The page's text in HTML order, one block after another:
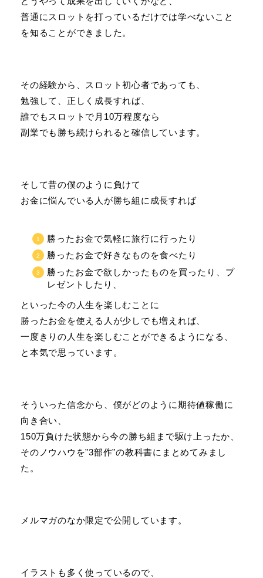
普通にスロットを打っているだけでは学べないこと
を知ることができました。
その経験から、スロット初心者であっても、
勉強して、正しく成長すれば、
誰でもスロットで月10万程度なら
副業でも勝ち続けられると確信しています。
そして昔の僕のように負けて
お金に悩んでいる人が勝ち組に成長すれば
勝ったお金で気軽に旅行に行ったり
勝ったお金で好きなものを食べたり
勝ったお金で欲しかったものを買ったり、プ
レゼントしたり、
といった今の人生を楽しむことに
勝ったお金を使える人が少しでも増えれば、
一度きりの人生を楽しむことができるようになる、
と本気で思っています。
そういった信念から、僕がどのように期待値稼働に
向き合い、
150万負けた状態から今の勝ち組まで駆け上ったか、
そのノウハウを”3部作”の教科書にまとめてみまし
た。
メルマガのなか限定で公開しています。
イラストも多く使っているので、